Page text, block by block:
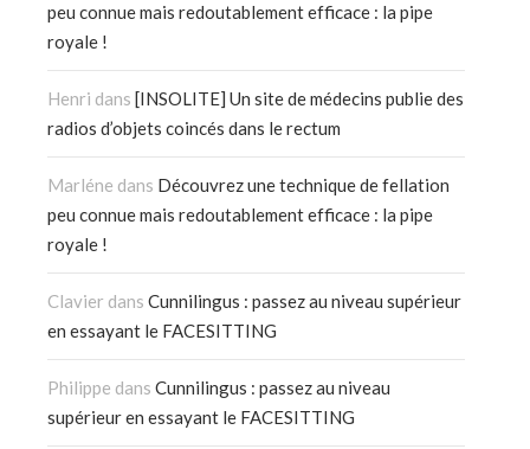
peu connue mais redoutablement efficace : la pipe
royale !
Henri dans [INSOLITE] Un site de médecins publie des
radios d’objets coincés dans le rectum
Marléne dans Découvrez une technique de fellation
peu connue mais redoutablement efficace : la pipe
royale !
Clavier dans Cunnilingus : passez au niveau supérieur
en essayant le FACESITTING
Philippe dans Cunnilingus : passez au niveau
supérieur en essayant le FACESITTING